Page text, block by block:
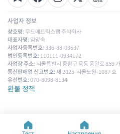
사업자 정보
상호명: 무드메트릭스랩 주식회사
대표자명: 임양숙
사업자등록번호: 336-88-03637
법인등록번호: 110111-0934172
사업장 주소: 서울특별시 중랑구 묵동 동일로 859
통신판매업 신고번호: 제 2025-서울노원-1087 호
유선번호: 070-8098-8134
환불 정책